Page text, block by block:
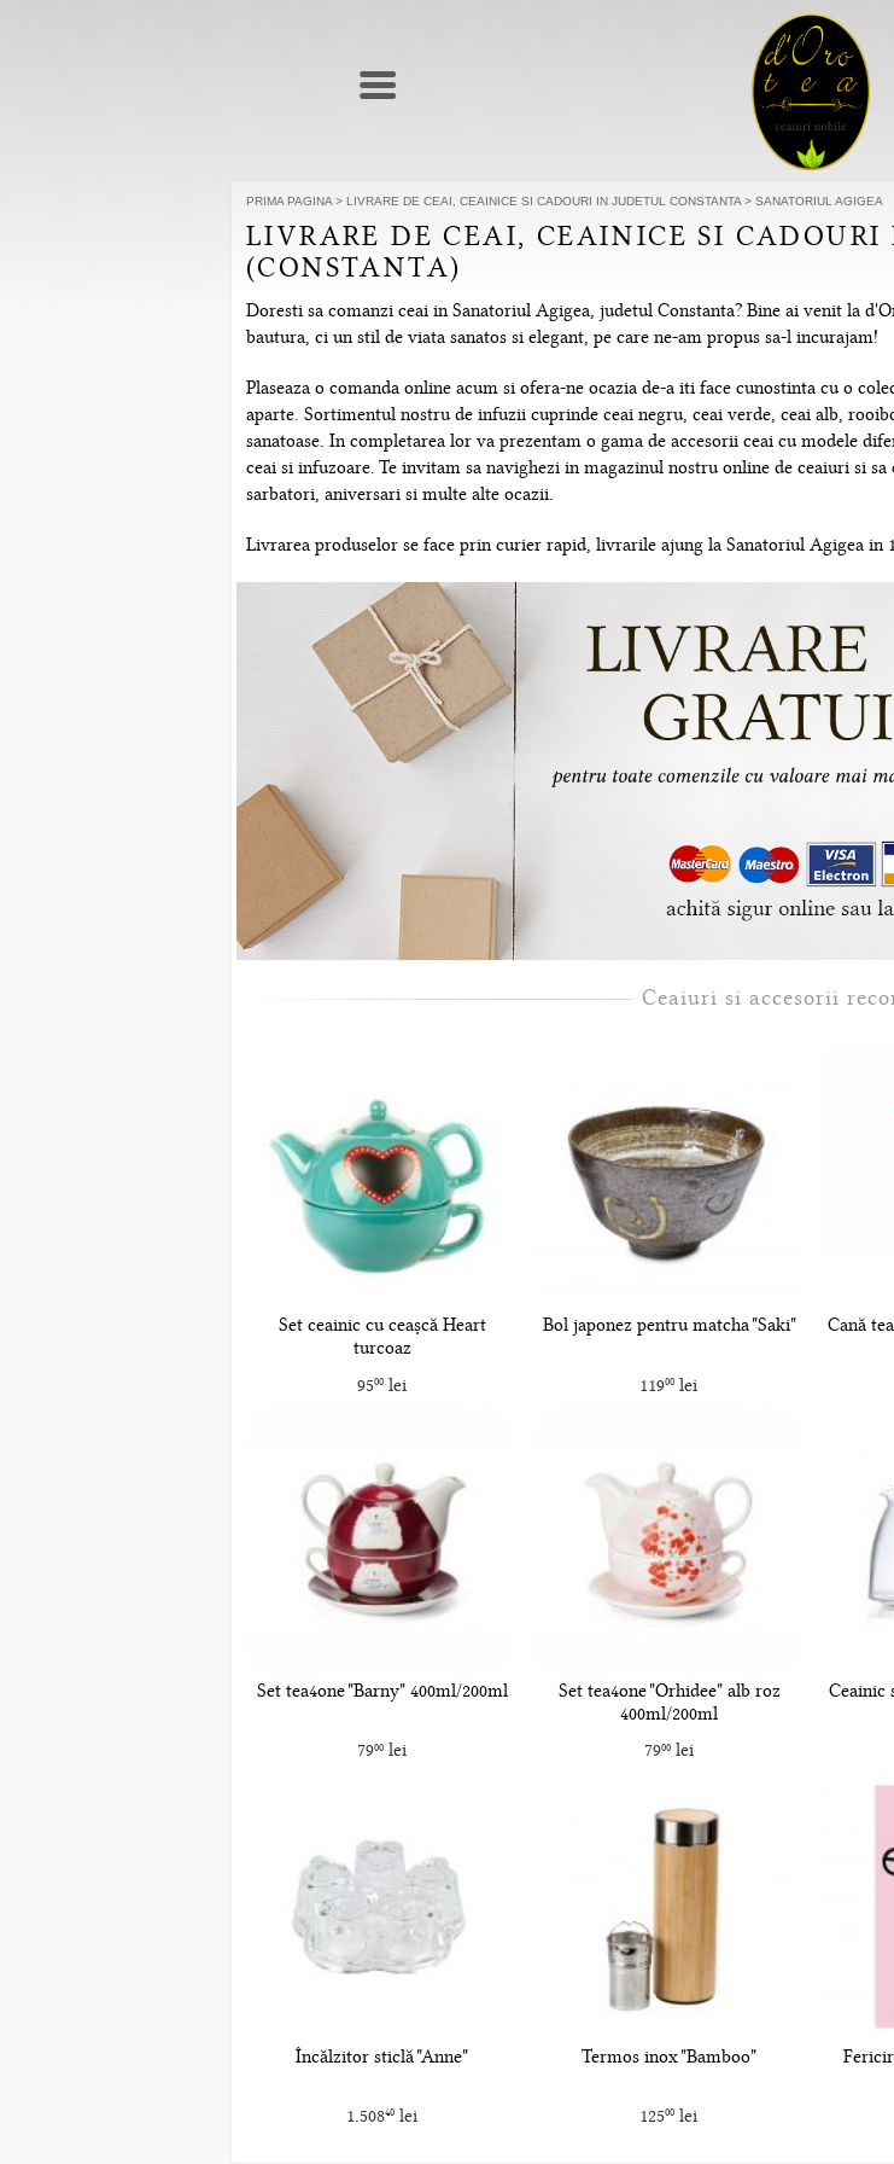
PRIMA PAGINA > LIVRARE DE CEAI, CEAINICE SI CADOURI IN JUDETUL CONSTANTA > SANATORIUL AGIGEA
LIVRARE DE CEAI, CEAINICE SI
(CONSTANTA)
Doresti sa comanzi ceai in Sanatoriul Agigea, judetul Constanta? Bine ai venit la
bautura, ci un stil de viata sanatos si elegant, pe care ne-am propus sa-l incurajam!
Plaseaza o comanda online acum si ofera-ne ocazia de-a iti face cunostinta cu o
aparte. Sortimentul nostru de infuzii cuprinde ceai negru, ceai verde, ceai alb,
sanatoase. In completarea lor va prezentam o gama de accesorii ceai cu modele
ceai si infuzoare. Te invitam sa navighezi in magazinul nostru online de ceaiuri si
sarbatori, aniversari si multe alte ocazii.
Livrarea produselor se face prin curier rapid, livrarile ajung la Sanatoriul Agigea in
Ceaiuri si accesorii
Set ceainic cu ceașcă Heart
turcoaz
9500lei
Bol japonez pentru matcha "Saki"
11900 lei
Cană
Set tea4one "Barny" 400ml/200ml
7900lei
Set tea4one "Orhidee" alb roz
400ml/200ml
7900lei
Ceainic
Încălzitor sticlă "Anne"
1.50840lei
Termos inox "Bamboo"
12500 lei